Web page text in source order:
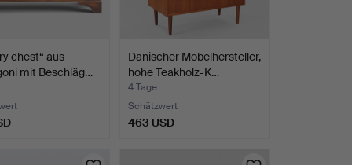
chest“ aus
mit Beschläg…
Dänischer Möbelhersteller,
hohe Teakholz-K…
4 Tage
Schätzwert
463 USD